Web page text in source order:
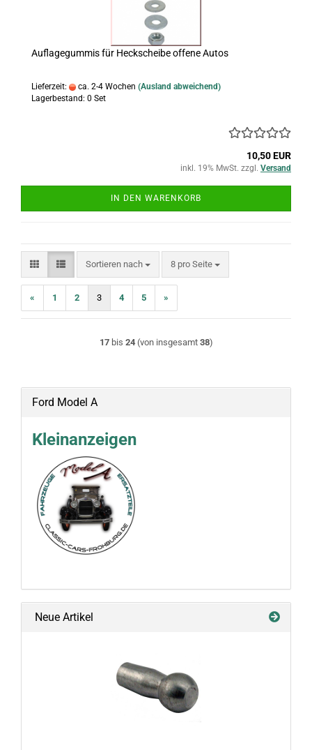
Auflagegummis für Heckscheibe offene Autos
Lieferzeit: ca. 2-4 Wochen (Ausland abweichend)
Lagerbestand: 0 Set
10,50 EUR
inkl. 19% MwSt. zzgl. Versand
IN DEN WARENKORB
Sortieren nach
Sortieren nach 8 pro Seite
pro Seite
« 1 2 3 4 5 »
17bis 24(von insgesamt 38)
Ford Model A
Kleinanzeigen
Neue Artikel